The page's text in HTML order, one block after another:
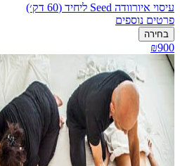
עיסוי איורוודה Seed ליחיד (60 דק׳)
פרטים נוספים
בחירה
₪900